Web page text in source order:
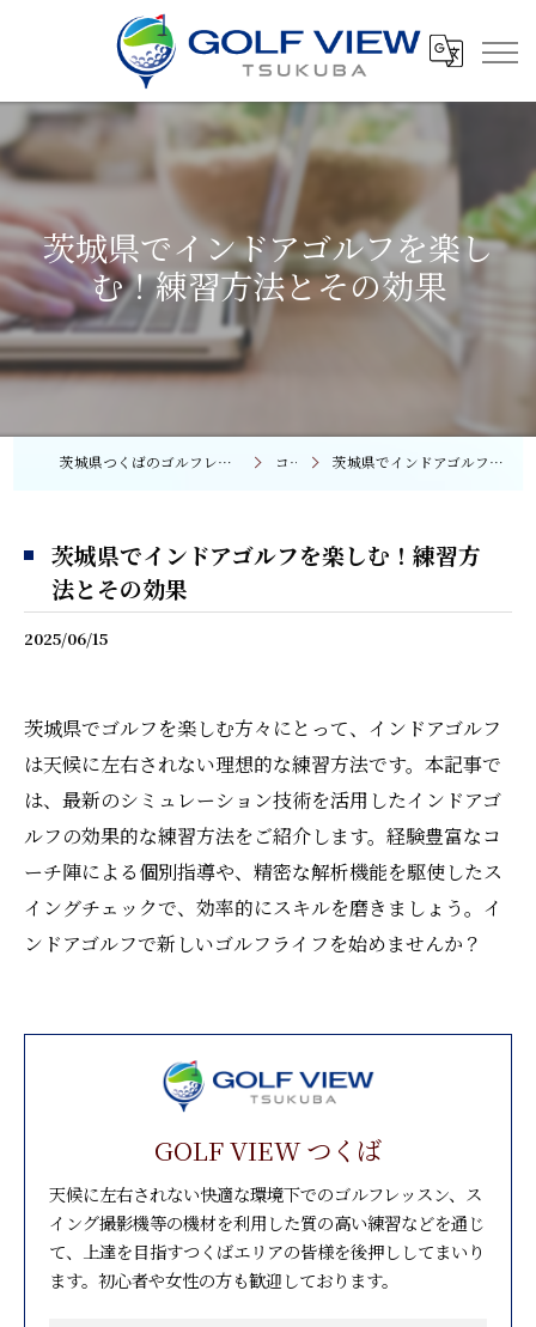
茨城県でインドアゴルフを楽し
む！練習方法とその効果
茨城県つくばのゴルフレッスンならGOLF VIEW つくば コラム 茨城県でインドアゴルフを楽しむ！練習方法とその効果
茨城県でインドアゴルフを楽しむ！練習方
法とその効果
2025/06/15
茨城県でゴルフを楽しむ方々にとって、インドアゴルフ
は天候に左右されない理想的な練習方法です。本記事で
は、最新のシミュレーション技術を活用したインドアゴ
ルフの効果的な練習方法をご紹介します。経験豊富なコ
ーチ陣による個別指導や、精密な解析機能を駆使したス
イングチェックで、効率的にスキルを磨きましょう。イ
ンドアゴルフで新しいゴルフライフを始めませんか？
GOLF VIEW つくば
天候に左右されない快適な環境下でのゴルフレッスン、ス
イング撮影機等の機材を利用した質の高い練習などを通じ
て、上達を目指すつくばエリアの皆様を後押ししてまいり
ます。初心者や女性の方も歓迎しております。